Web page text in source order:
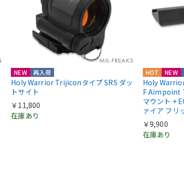
NEW 再入荷
Holy Warrior Trijiconタイプ SRS ダッ
トサイト
￥11,800
在庫あり
HOT NEW
Holy
F Aimpoint
マウント +
ァイア フリ
￥9,900
在庫あり